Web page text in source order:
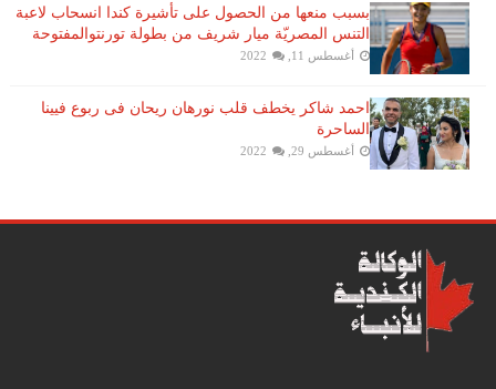
بسبب منعها من الحصول على تأشيرة كندا انسحاب لاعبة ​
التنس​ المصريّة ​ميار شريف​ من بطولة ​تورنتو​المفتوحة
أغسطس 11, 2022
احمد شاكر يخطف قلب نورهان ريحان فى ربوع فيينا
الساحرة
أغسطس 29, 2022